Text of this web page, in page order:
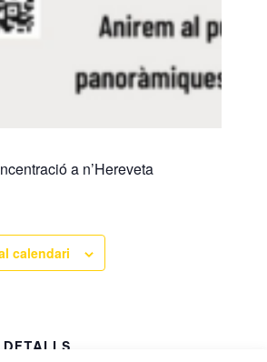
a n’Hereveta
calendari
DETALLS